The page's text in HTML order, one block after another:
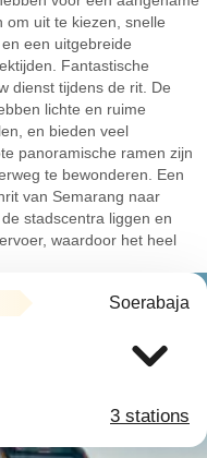
om uit te kiezen, snelle
een uitgebreide
Fantastische
dienst tijdens de rit. De
lichte en ruime
en bieden veel
panoramische ramen zijn
te bewonderen. Een
van Semarang naar
stadscentra liggen en
waardoor het heel
Soerabaja
3 stations